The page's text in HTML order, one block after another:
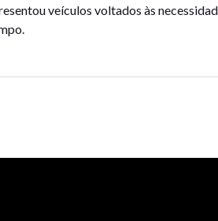
veículos voltados às